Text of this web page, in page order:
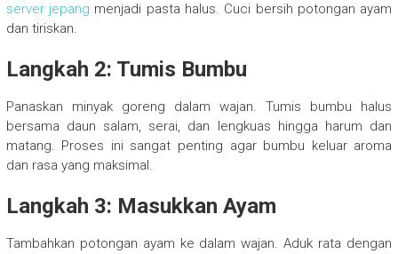
server jepang menjadi pasta halus. Cuci bersih potongan ayam
dan tiriskan.
Langkah 2: Tumis Bumbu
Panaskan minyak goreng dalam wajan. Tumis bumbu halus
bersama daun salam, serai, dan lengkuas hingga harum dan
matang. Proses ini sangat penting agar bumbu keluar aroma
dan rasa yang maksimal.
Langkah 3: Masukkan Ayam
Tambahkan potongan ayam ke dalam wajan. Aduk rata dengan